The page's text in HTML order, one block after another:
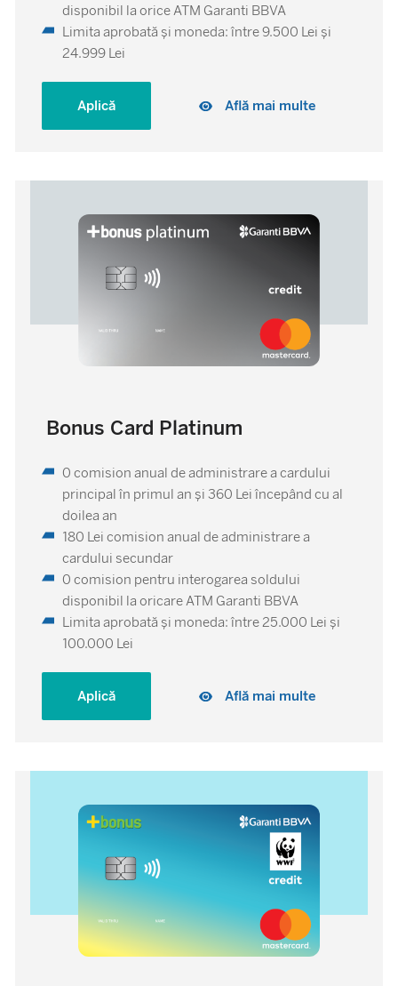
disponibil la orice ATM Garanti BBVA
Limita aprobată și moneda: între 9.500 Lei și
24.999 Lei
Aplică Află mai multe
Bonus Card Platinum
0 comision anual de administrare a cardului
principal în primul an şi 360 Lei începând cu al
doilea an
180 Lei comision anual de administrare a
cardului secundar
0 comision pentru interogarea soldului
disponibil la oricare ATM Garanti BBVA
Limita aprobată și moneda: între 25.000 Lei și
100.000 Lei
Aplică Află mai multe